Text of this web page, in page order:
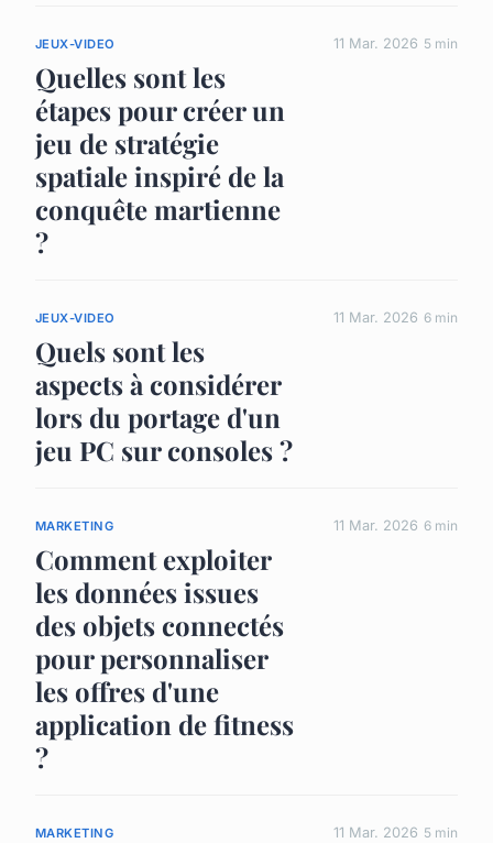
JEUX-VIDEO
Quelles sont les
étapes pour créer un
jeu de stratégie
spatiale inspiré de la
conquête martienne
?
11 Mar. 2026 5 min
JEUX-VIDEO
Quels sont les
aspects à considérer
lors du portage d'un
jeu PC sur consoles ?
11 Mar. 2026 6 min
MARKETING
Comment exploiter
les données issues
des objets connectés
pour personnaliser
les offres d'une
application de fitness
?
11 Mar. 2026 6 min
MARKETING 11 Mar. 2026 5 min